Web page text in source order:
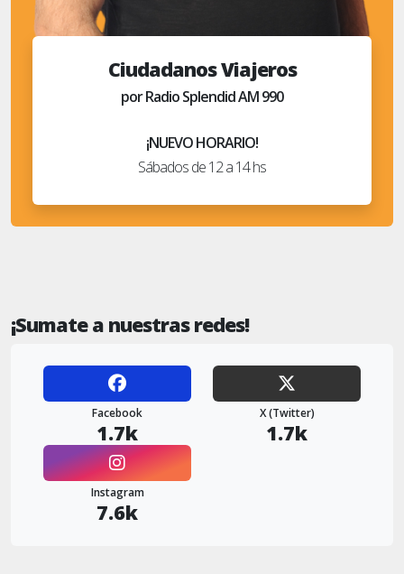
Ciudadanos Viajeros
por Radio Splendid AM 990
¡NUEVO HORARIO!
Sábados de 12 a 14 hs